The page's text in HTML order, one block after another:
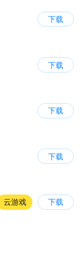
下载
下载
下载
下载
云游戏 下载